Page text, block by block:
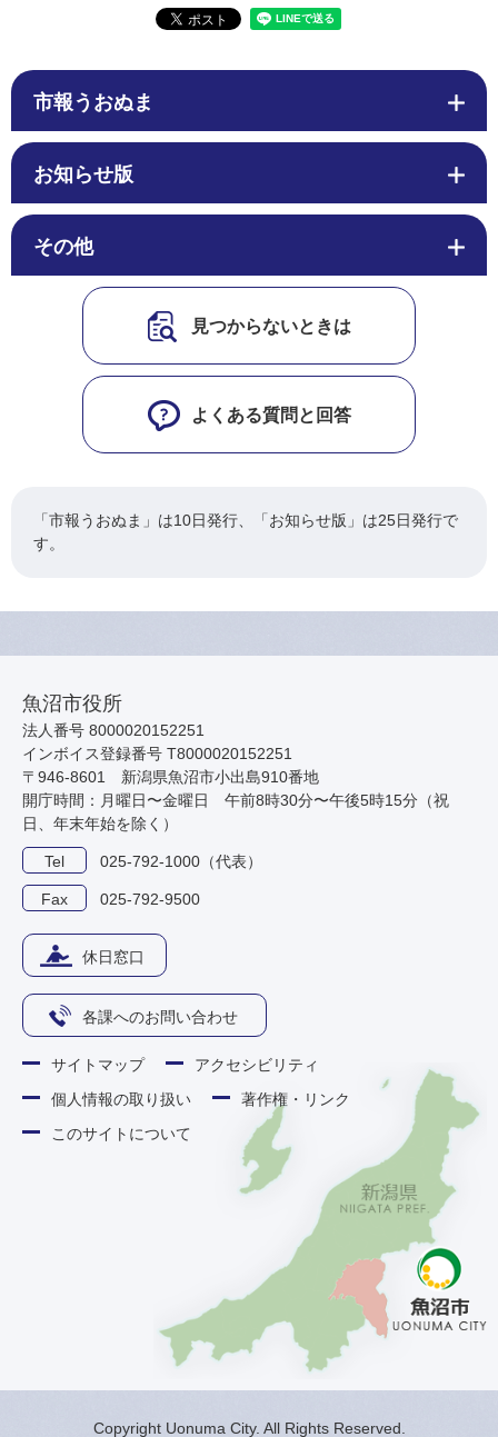
市報うおぬま
お知らせ版
その他
見つからないときは
よくある質問と回答
「市報うおぬま」は10日発行、「お知らせ版」は25日発行で
す。
魚沼市役所
法人番号 8000020152251
インボイス登録番号 T8000020152251
〒946-8601 新潟県魚沼市小出島910番地
開庁時間：月曜日〜金曜日 午前8時30分〜午後5時15分（祝
日、年末年始を除く）
Tel 025-792-1000（代表）
Fax 025-792-9500
休日窓口
各課へのお問い合わせ
サイトマップ
アクセシビリティ
個人情報の取り扱い
著作権・リンク
このサイトについて
Copyright Uonuma City. All Rights Reserved.